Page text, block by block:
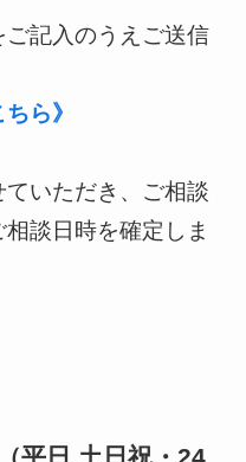
記入のうえご送信
ら》
いただき、ご相談
談日時を確定しま